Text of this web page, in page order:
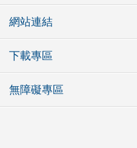
網站連結
下載專區
無障礙專區